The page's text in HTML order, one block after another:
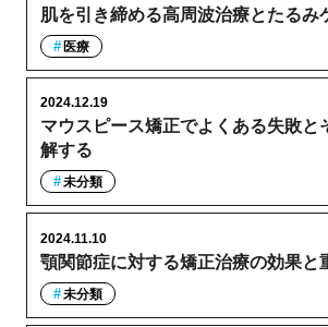
肌を引き締める高周波治療とたるみ
医療
マウスピース矯正でよくある失敗と
解する
2024.12.19
未分類
顎関節症に対する矯正治療の効果と
2024.11.10
未分類